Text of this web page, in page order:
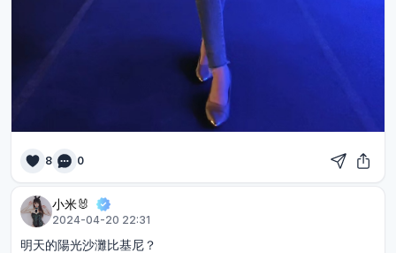
8 0
小米🐰
2024-04-20 22:31
明天的陽光沙灘比基尼？